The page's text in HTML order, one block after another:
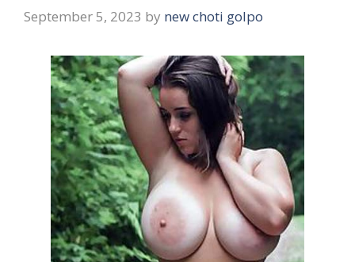
September 5, 2023 by new choti golpo